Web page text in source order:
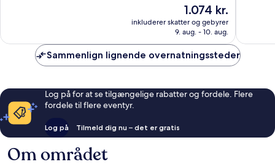
Prisen
1.074 kr.
1.074 kr.
inkluderer skatter og gebyrer
9. aug. - 10. aug.
Sammenlign lignende overnatningssteder
Log på for at se tilgængelige rabatter og fordele. Flere
fordele til flere eventyr.
Log på Tilmeld dig nu – det er gratis
Om området